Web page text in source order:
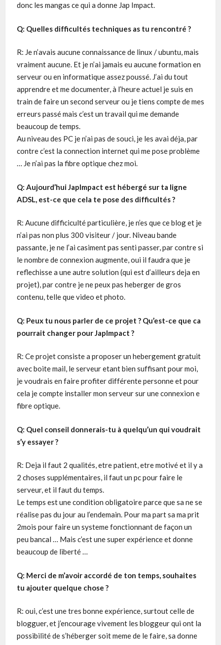
donc les mangas ce qui a donne Jap Impact.
Q: Quelles difficultés techniques as tu rencontré ?
R: Je n’avais aucune connaissance de linux / ubuntu, mais
vraiment aucune. Et je n’ai jamais eu aucune formation en
serveur ou en informatique assez poussé. J’ai du tout
apprendre et me documenter, à l’heure actuel je suis en
train de faire un second serveur ou je tiens compte de mes
erreurs passé mais c’est un travail qui me demande
beaucoup de temps.
Au niveau des PC je n’ai pas de souci, je les avai déja, par
contre c’est la connection internet qui me pose problème
… Je n’ai pas la fibre optique chez moi.
Q: Aujourd’hui JapImpact est hébergé sur ta ligne
ADSL, est-ce que cela te pose des difficultés ?
R: Aucune difficiculté particulière, je n’es que ce blog et je
n’ai pas non plus 300 visiteur / jour. Niveau bande
passante, je ne l’ai casiment pas senti passer, par contre si
le nombre de connexion augmente, oui il faudra que je
reflechisse a une autre solution (qui est d’ailleurs deja en
projet), par contre je ne peux pas heberger de gros
contenu, telle que video et photo.
Q: Peux tu nous parler de ce projet ? Qu’est-ce que ca
pourrait changer pour JapImpact ?
R: Ce projet consiste a proposer un hebergement gratuit
avec boite mail, le serveur etant bien suffisant pour moi,
je voudrais en faire profiter différente personne et pour
cela je compte installer mon serveur sur une connexion e
fibre optique.
Q: Quel conseil donnerais-tu à quelqu’un qui voudrait
s’y essayer ?
R: Deja il faut 2 qualités, etre patient, etre motivé et il y a
2 choses supplémentaires, il faut un pc pour faire le
serveur, et il faut du temps.
Le temps est une condition obligatoire parce que sa ne se
réalise pas du jour au l’endemain. Pour ma part sa ma prit
2mois pour faire un systeme fonctionnant de façon un
peu bancal … Mais c’est une super expérience et donne
beaucoup de liberté …
Q: Merci de m’avoir accordé de ton temps, souhaites
tu ajouter quelque chose ?
R: oui, c’est une tres bonne expérience, surtout celle de
blogguer, et j’encourage vivement les bloggeur qui ont la
possibilité de s’héberger soit meme de le faire, sa donne